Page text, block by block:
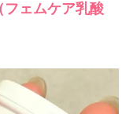
ェムケア乳酸